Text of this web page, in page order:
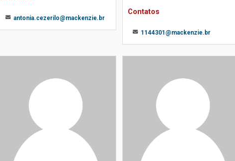
antonia.cezerilo@mackenzie.br
Contatos
1144301@mackenzie.br